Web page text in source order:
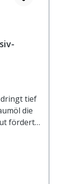
dringt tief
die
fördert,